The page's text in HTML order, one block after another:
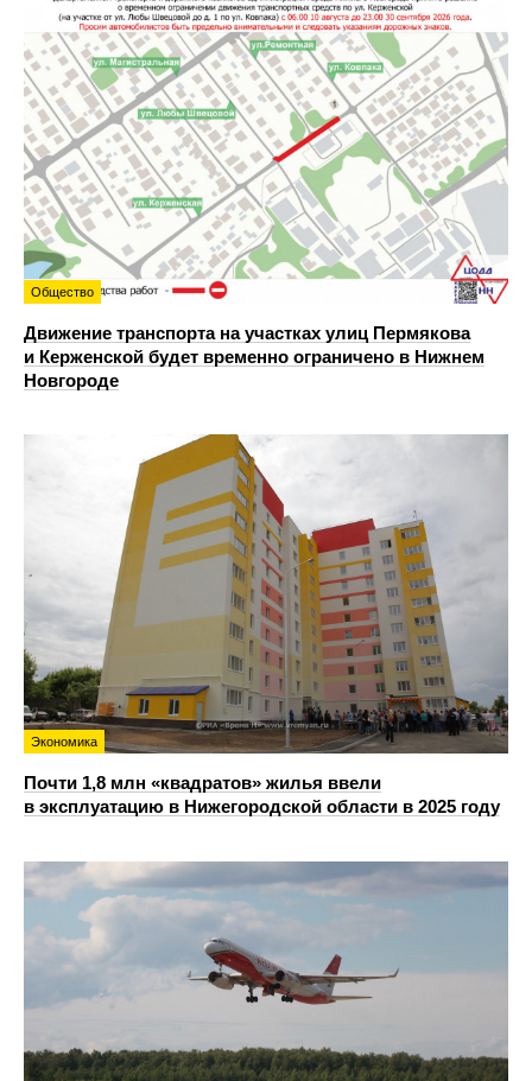
Общество
Движение транспорта на участках улиц Пермякова
и Керженской будет временно ограничено в Нижнем
Новгороде
Экономика
Почти 1,8 млн «квадратов» жилья ввели
в эксплуатацию в Нижегородской области в 2025 году